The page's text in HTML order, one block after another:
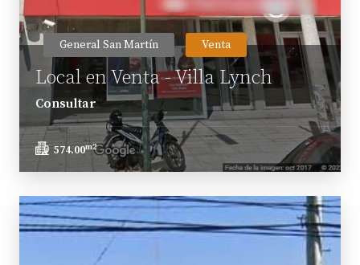
General San Martín Venta
Local en Venta - Villa Lynch
Consultar
574.00m2